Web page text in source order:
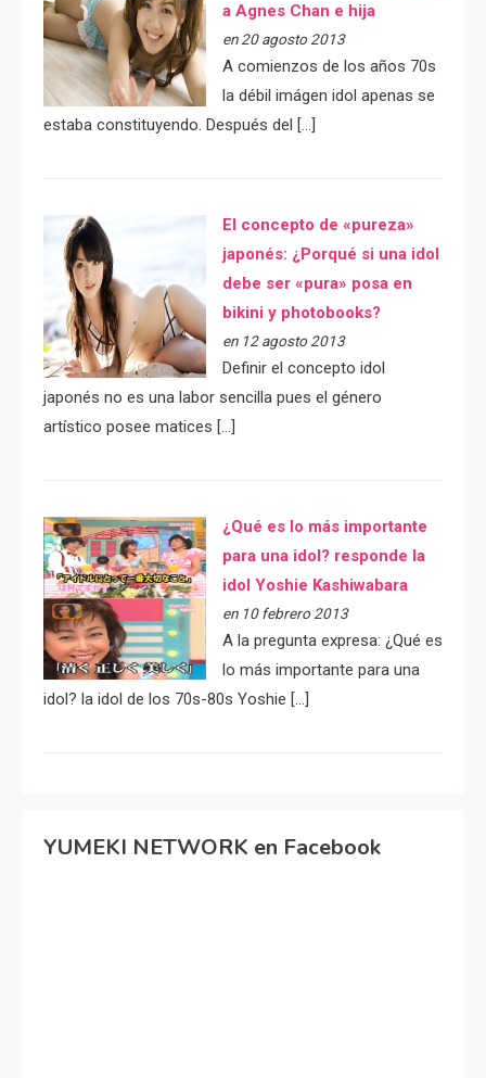
a Agnes Chan e hija
en 20 agosto 2013
A comienzos de los años 70s
la débil imágen idol apenas se
estaba constituyendo. Después del […]
El concepto de «pureza»
japonés: ¿Porqué si una idol
debe ser «pura» posa en
bikini y photobooks?
en 12 agosto 2013
Definir el concepto idol
japonés no es una labor sencilla pues el género
artístico posee matices […]
¿Qué es lo más importante
para una idol? responde la
idol Yoshie Kashiwabara
en 10 febrero 2013
A la pregunta expresa: ¿Qué es
lo más importante para una
idol? la idol de los 70s-80s Yoshie […]
YUMEKI NETWORK en Facebook